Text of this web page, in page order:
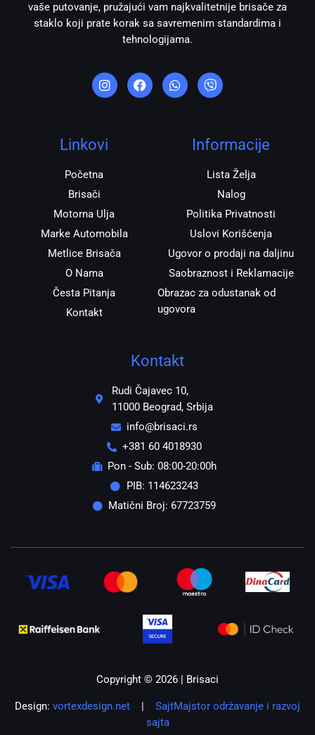
vaše putovanje, pružajući vam najkvalitetnije brisače za
staklo koji prate korak sa savremenim standardima i
tehnologijama.
n
s
t
r
a
a
c
e
h
a
t
i
b
e
Linkovi
Početna
Brisači
Motorna Ulja
Marke Automobila
Metlice Brisača
O Nama
Česta Pitanja
Kontakt
Informacije
Lista Želja
Nalog
Politika Privatnosti
Uslovi Korišćenja
Ugovor o prodaji na daljinu
Saobraznost i Reklamacije
Obrazac za odustanak od
ugovora
Kontakt
Rudi Čajavec 10,
11000 Beograd, Srbija
info@brisaci.rs
+381 60 4018930
Pon - Sub: 08:00-20:00h
PIB: 114623243
Matični Broj: 67723759
Copyright © 2026 | Brisaci
Design: vortexdesign.net
SajtMajstor održavanje i razvoj
sajta